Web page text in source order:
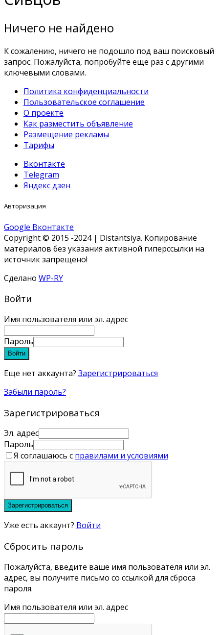
Ничего не найдено
К сожалению, ничего не подошло под ваш поисковый
запрос. Пожалуйста, попробуйте еще раз с другими
ключевыми словами.
Политика конфиденциальности
Пользовательское соглашение
О проекте
Как разместить объявление
Размещение рекламы
Тарифы
Вконтакте
Telegram
Яндекс дзен
Авторизация
Google Вконтакте
Copyright © 2015 -2024 | Distantsiya. Копирование
материалов без указания активной гиперссылки на
источник запрещено!
Сделано WP-RY
Войти
Имя пользователя или эл. адрес
Пароль
Войти
Еще нет аккаунта? Зарегистрироваться
Забыли пароль?
Зарегистрироваться
Эл. адрес
Пароль
Я соглашаюсь с правилами и условиями
Зарегистрироваться
Уже есть аккаунт? Войти
Сбросить пароль
Пожалуйста, введите ваше имя пользователя или эл.
адрес, вы получите письмо со ссылкой для сброса
пароля.
Имя пользователя или эл. адрес